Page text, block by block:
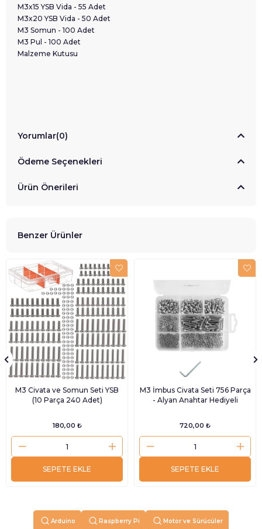
M3x15 YSB Vida - 55 Adet
M3x20 YSB Vida - 50 Adet
M3 Somun - 100 Adet
M3 Pul - 100 Adet
Malzeme Kutusu
Yorumlar(0)
Ödeme Seçenekleri
Ürün Önerileri
Benzer Ürünler
M3 Civata ve Somun Seti YSB
(10 Parça 240 Adet)
180,00 ₺
SEPETE EKLE
M3 İmbus Civata Seti 756 Parça
- Alyan Anahtar Hediyeli
720,00 ₺
SEPETE EKLE
Arduino Raspberry Pi Motor ve Sürücüler